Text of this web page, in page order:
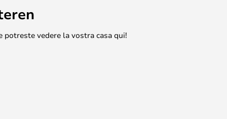
potreste vedere la vostra casa qui!